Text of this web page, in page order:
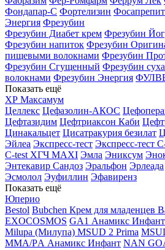
Фондапар-С Фортелизин
Энергия Фрезубин
Фрезубин Диабет крем Фрезубин
Фрезубин напиток Фрезубин
пищевыми волокнами Фрезубин
Фрезубин Сгущенный Фрезубин
волокнами Фрезубин Энергия
Показать ещё
ХР Максамум
Целлекс Цефазолин-АКОС
Цефтазидим Цефтриаксон Каби
Цинакальцет Цисатракурия безилат
Эйлеа Экспресс-тест Экспресс-тест
C-test ХГЧ MAXI Эмла Эниксум
Энтекавир Сандоз Эральфон Эрлеада
Эсмолол Эуфиллин Эфавиренз
Показать ещё
Юперио
Bestol Bubchen Крем для младенцев
EXOCOSMOS GA1 Анамикс Инфант
Milupa (Милупа) MSUD 2 Prima
MМА/PА Анамикс Инфант NAN